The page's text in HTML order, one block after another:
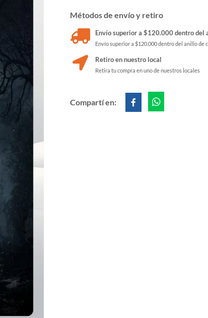
Métodos de envío y retiro
Envío superior a $120.000 dentro
Envío superior a $120.000 dentro del anillo de
Retiro en nuestro local
Retira tu compra en uno de nuestros locales
Compartí en: